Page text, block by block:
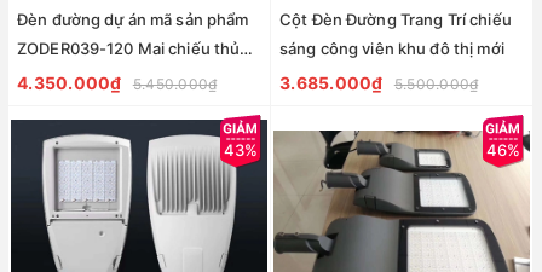
Đèn đường dự án mã sản phẩm
ZODER039-120 Mai chiếu thủy
cơ lớn D750mm, công suất
4.350.000₫ 5.450.000₫
Cột Đèn Đường Trang Trí chiếu
sáng công viên khu đô thị mới
3.685.000₫ 5.500.000₫
43% 46%